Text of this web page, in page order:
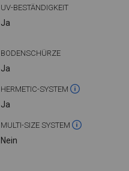
UV-BESTÄNDIGKEIT
Ja
BODENSCHÜRZE
Ja
HERMETIC-SYSTEM
Ja
MULTI-SIZE SYSTEM
Nein